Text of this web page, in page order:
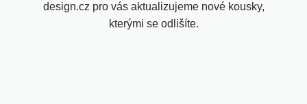
design.cz pro vás aktualizujeme nové kousky,
kterými se odlišíte.